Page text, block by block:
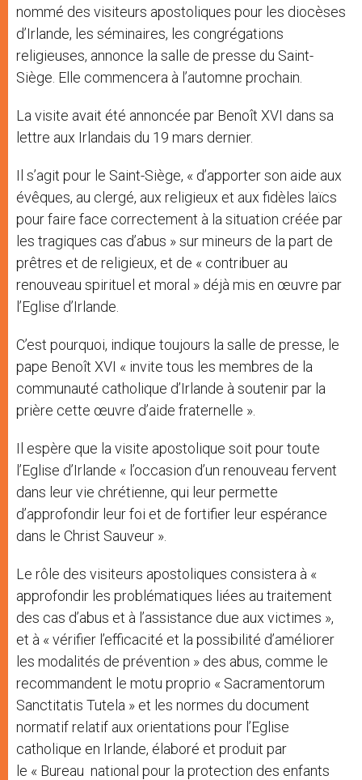
nommé des visiteurs apostoliques pour les diocèses
d’Irlande, les séminaires, les congrégations
religieuses, annonce la salle de presse du Saint-
Siège. Elle commencera à l’automne prochain.
La visite avait été annoncée par Benoît XVI dans sa
lettre aux Irlandais du 19 mars dernier.
Il s’agit pour le Saint-Siège, « d’apporter son aide aux
évêques, au clergé, aux religieux et aux fidèles laïcs
pour faire face correctement à la situation créée par
les tragiques cas d’abus » sur mineurs de la part de
prêtres et de religieux, et de « contribuer au
renouveau spirituel et moral » déjà mis en œuvre par
l’Eglise d’Irlande.
C’est pourquoi, indique toujours la salle de presse, le
pape Benoît XVI « invite tous les membres de la
communauté catholique d’Irlande à soutenir par la
prière cette œuvre d’aide fraternelle ».
Il espère que la visite apostolique soit pour toute
l’Eglise d’Irlande « l’occasion d’un renouveau fervent
dans leur vie chrétienne, qui leur permette
d’approfondir leur foi et de fortifier leur espérance
dans le Christ Sauveur ».
Le rôle des visiteurs apostoliques consistera à «
approfondir les problématiques liées au traitement
des cas d’abus et à l’assistance due aux victimes »,
et à « vérifier l’efficacité et la possibilité d’améliorer
les modalités de prévention » des abus, comme le
recommandent le motu proprio « Sacramentorum
Sanctitatis Tutela » et les normes du document
normatif relatif aux orientations pour l’Eglise
catholique en Irlande, élaboré et produit par
le « Bureau national pour la protection des enfants